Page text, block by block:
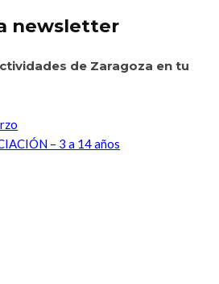
newsletter
de Zaragoza en tu
– 3 a 14 años